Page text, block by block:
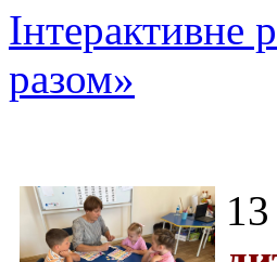
Інтерактивне
разом»